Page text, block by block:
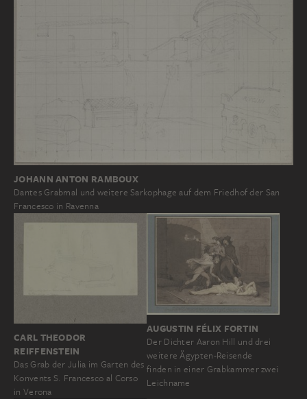
JOHANN ANTON RAMBOUX
Dantes Grabmal und weitere Sarkophage auf dem Friedhof der San
Francesco in Ravenna
CARL THEODOR
REIFFENSTEIN
Das Grab der Julia im Garten des
Konvents S. Francesco al Corso
in Verona
AUGUSTIN FÉLIX FORTIN
Der Dichter Aaron Hill und drei
weitere Ägypten-Reisende
finden in einer Grabkammer zwei
Leichname